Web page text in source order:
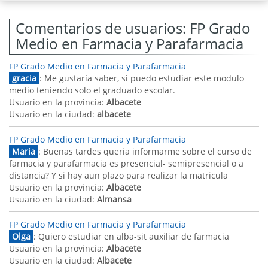
Comentarios de usuarios: FP Grado
Medio en Farmacia y Parafarmacia
FP Grado Medio en Farmacia y Parafarmacia
gracia : Me gustaría saber, si puedo estudiar este modulo
medio teniendo solo el graduado escolar.
Usuario en la provincia: Albacete
Usuario en la ciudad: albacete
FP Grado Medio en Farmacia y Parafarmacia
Maria : Buenas tardes queria informarme sobre el curso de
farmacia y parafarmacia es presencial- semipresencial o a
distancia? Y si hay aun plazo para realizar la matricula
Usuario en la provincia: Albacete
Usuario en la ciudad: Almansa
FP Grado Medio en Farmacia y Parafarmacia
Olga : Quiero estudiar en alba-sit auxiliar de farmacia
Usuario en la provincia: Albacete
Usuario en la ciudad: Albacete